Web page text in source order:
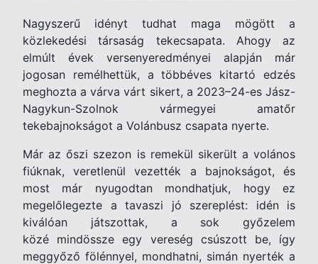
Nagyszerű idényt tudhat maga mögött a
közlekedési társaság tekecsapata. Ahogy az
elmúlt évek versenyeredményei alapján már
jogosan remélhettük, a többéves kitartó edzés
meghozta a várva várt sikert, a 2023–24-es Jász-
Nagykun-Szolnok vármegyei amatőr
tekebajnokságot a Volánbusz csapata nyerte.
Már az őszi szezon is remekül sikerült a volános
fiúknak, veretlenül vezették a bajnokságot,és
most már nyugodtan mondhatjuk, hogy ez
megelőlegezte a tavaszi jó szereplést: idén is
kiválóan játszottak, a sok győzelem
közé mindössze egy vereség csúszott be, így
meggyőző fölénnyel, mondhatni, simán nyerték a